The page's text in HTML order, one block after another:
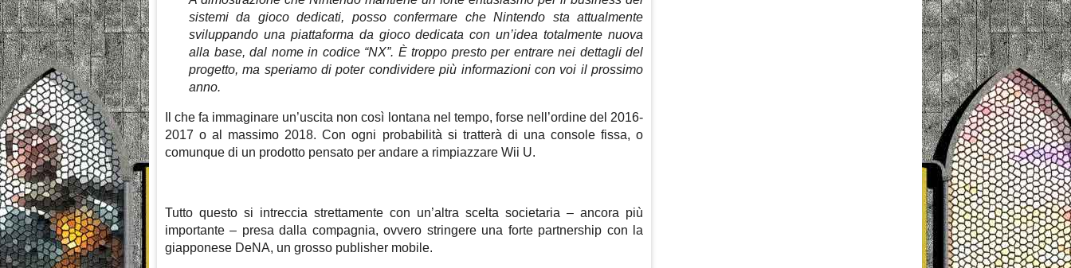
sistemi da gioco dedicati, posso confermare che Nintendo sta attualmente
sviluppando una piattaforma da gioco dedicata con un’idea totalmente nuova
alla base, dal nome in codice “NX”. È troppo presto per entrare nei dettagli del
progetto, ma speriamo di poter condividere più informazioni con voi il prossimo
anno.
Il che fa immaginare un’uscita non così lontana nel tempo, forse nell’ordine del 2016-
2017 o al massimo 2018. Con ogni probabilità si tratterà di una console fissa, o
comunque di un prodotto pensato per andare a rimpiazzare Wii U.
Tutto questo si intreccia strettamente con un’altra scelta societaria – ancora più
importante – presa dalla compagnia, ovvero stringere una forte partnership con la
giapponese DeNA, un grosso publisher mobile.